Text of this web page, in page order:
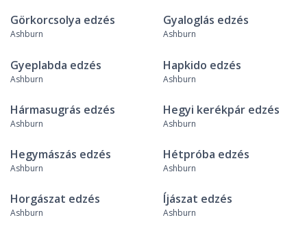
Görkorcsolya edzés
Ashburn
Gyaloglás edzés
Ashburn
Gyeplabda edzés
Ashburn
Hapkido edzés
Ashburn
Hármasugrás edzés
Ashburn
Hegyi kerékpár edzés
Ashburn
Hegymászás edzés
Ashburn
Hétpróba edzés
Ashburn
Horgászat edzés
Ashburn
Íjászat edzés
Ashburn